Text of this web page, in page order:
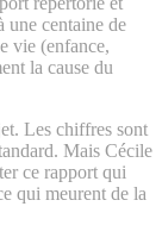
une centaine de
vie (enfance,
la cause du
Les chiffres sont
Mais Cécile
ce rapport qui
qui meurent de la